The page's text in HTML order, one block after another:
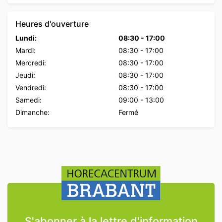
Heures d'ouverture
Lundi: 08:30 - 17:00
Mardi:
08:30 - 17:00
Mercredi:
08:30 - 17:00
Jeudi:
08:30 - 17:00
Vendredi:
08:30 - 17:00
Samedi:
09:00 - 13:00
Dimanche:
Fermé